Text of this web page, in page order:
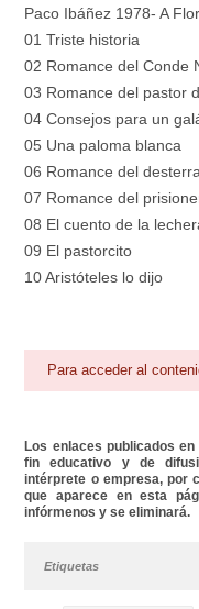
Área personal
Paco Ibáñez 1978- A
01 Triste historia
02 Romance del Conde
03 Romance del pastor
04 Consejos para un
05 Una paloma blanca
06 Romance del
07 Romance del
08 El cuento de la
09 El pastorcito
10 Aristóteles lo dijo
Para acceder al
Los enlaces publicados
fin educativo y de
intérprete o empresa, por
que aparece en esta
infórmenos y se eliminará.
Etiquetas